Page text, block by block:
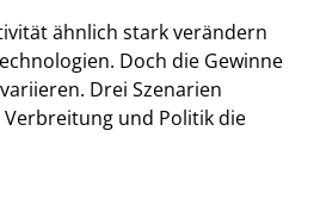
ähnlich stark verändern
Doch die Gewinne
Drei Szenarien
und Politik die